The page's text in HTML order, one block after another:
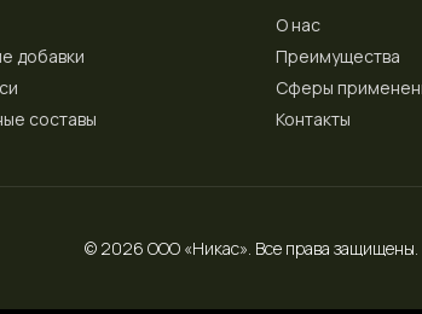
добавки
составы
О нас
Преимущества
Сферы
Контакты
© 2026 ООО «Никас». Все права защищены.